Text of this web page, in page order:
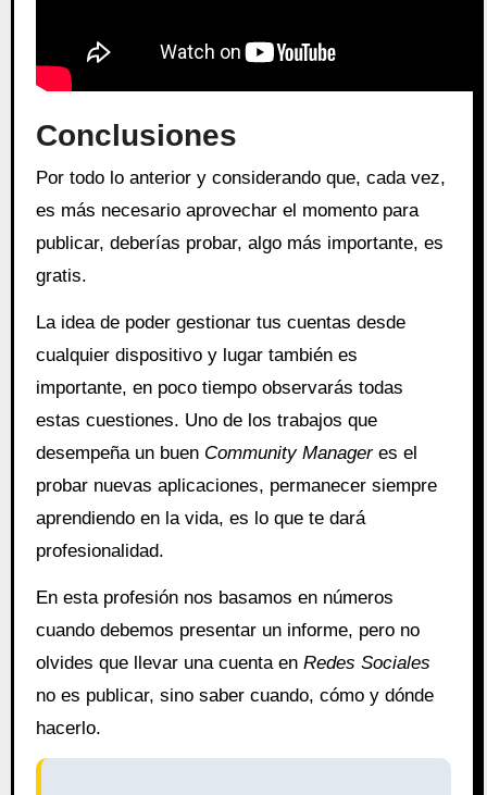
Conclusiones
Por todo lo anterior y considerando que, cada vez,
es más necesario aprovechar el momento para
publicar, deberías probar, algo más importante, es
gratis.
La idea de poder gestionar tus cuentas desde
cualquier dispositivo y lugar también es
importante, en poco tiempo observarás todas
estas cuestiones. Uno de los trabajos que
desempeña un buen Community Manageres el
probar nuevas aplicaciones, permanecer siempre
aprendiendo en la vida, es lo que te dará
profesionalidad.
En esta profesión nos basamos en números
cuando debemos presentar un informe, pero no
olvides que llevar una cuenta en Redes Sociales
no es publicar, sino saber cuando, cómo y dónde
hacerlo.